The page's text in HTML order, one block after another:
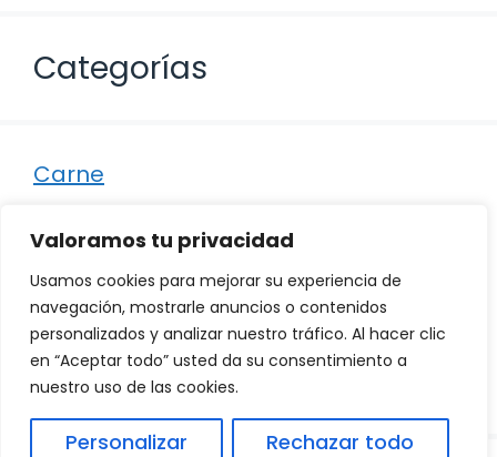
Valoramos tu privacidad
Usamos cookies para mejorar su experiencia de
navegación, mostrarle anuncios o contenidos
personalizados y analizar nuestro tráfico. Al hacer clic
en “Aceptar todo” usted da su consentimiento a
nuestro uso de las cookies.
Personalizar Rechazar todo
Categorías
Carne
Otro
Pescado
Recetas